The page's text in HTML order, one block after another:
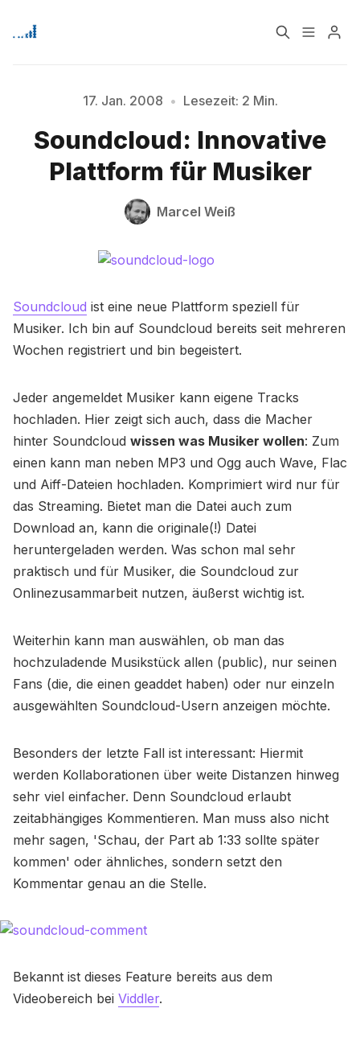
Signup
Bitte geben Sie mindestens 3 Zeichen ein
17. Jan. 2008 • Lesezeit: 2 Min.
Soundcloud: Innovative
Plattform für Musiker
Marcel Weiß
Soundcloud ist eine neue Plattform speziell für
Musiker. Ich bin auf Soundcloud bereits seit mehreren
Wochen registriert und bin begeistert.
Jeder angemeldet Musiker kann eigene Tracks
hochladen. Hier zeigt sich auch, dass die Macher
hinter Soundcloud wissen was Musiker wollen: Zum
einen kann man neben MP3 und Ogg auch Wave, Flac
und Aiff-Dateien hochladen. Komprimiert wird nur für
das Streaming. Bietet man die Datei auch zum
Download an, kann die originale(!) Datei
heruntergeladen werden. Was schon mal sehr
praktisch und für Musiker, die Soundcloud zur
Onlinezusammarbeit nutzen, äußerst wichtig ist.
Weiterhin kann man auswählen, ob man das
hochzuladende Musikstück allen (public), nur seinen
Fans (die, die einen geaddet haben) oder nur einzeln
ausgewählten Soundcloud-Usern anzeigen möchte.
Besonders der letzte Fall ist interessant: Hiermit
werden Kollaborationen über weite Distanzen hinweg
sehr viel einfacher. Denn Soundcloud erlaubt
zeitabhängiges Kommentieren. Man muss also nicht
mehr sagen, 'Schau, der Part ab 1:33 sollte später
kommen' oder ähnliches, sondern setzt den
Kommentar genau an die Stelle.
Bekannt ist dieses Feature bereits aus dem
Videobereich bei Viddler.